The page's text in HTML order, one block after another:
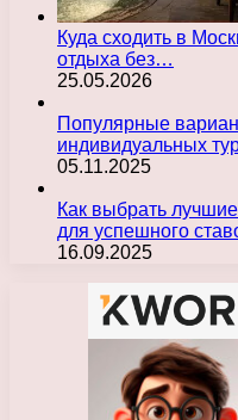
Куда сходить в
отдыха без…
25.05.2026
Популярные
индивидуальных
05.11.2025
Как выбрать
для успешного
16.09.2025